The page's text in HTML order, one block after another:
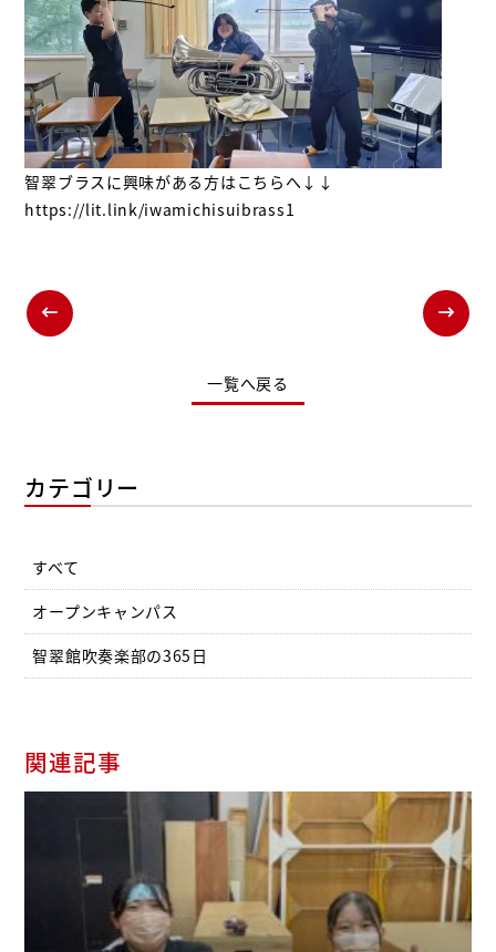
智翠ブラスに興味がある方はこちらへ↓↓
https://lit.link/iwamichisuibrass1
一覧へ戻る
カテゴリー
すべて
オープンキャンパス
智翠館吹奏楽部の365日
関連記事